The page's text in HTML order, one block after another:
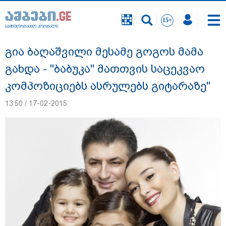
საინფორმაციო პორტალი
"სანაპირო რაიონებში მოსალოდნელია
წვიმა" - გარემოს ეროვნული სააგენტოს
გაფრთხილება: რომელ რეგიონებში უნდა
ველოდოთ ელჭექს, სეტყვასა და ქარის
საინფორმაციო პორტალი
გია ბაღაშვილი მესამე გოგოს მამა
გახდა - ''ბაბუკა'' მათთვის საცეკვაო
კომპოზიციებს ასრულებს გიტარაზე''
13:50 / 17-02-2015